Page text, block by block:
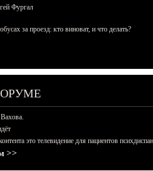
Фургал
за проезд: кто виноват, и что делать?
это телевидение для пациентов
>>